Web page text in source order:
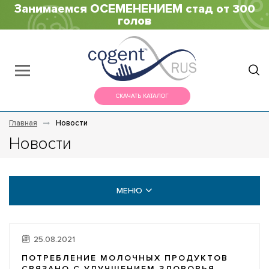
Занимаемся ОСЕМЕНЕНИЕМ стад от 300
голов
СКАЧАТЬ КАТАЛОГ
Главная Новости
Новости
МЕНЮ
25.08.2021
ПОТРЕБЛЕНИЕ МОЛОЧНЫХ ПРОДУКТОВ